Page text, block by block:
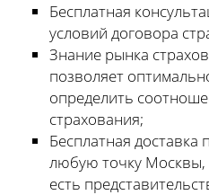
Бесплатная
условий договора
Знание рынка
позволяет
определить
страхования;
Бесплатная доставка
любую точку Москвы,
есть